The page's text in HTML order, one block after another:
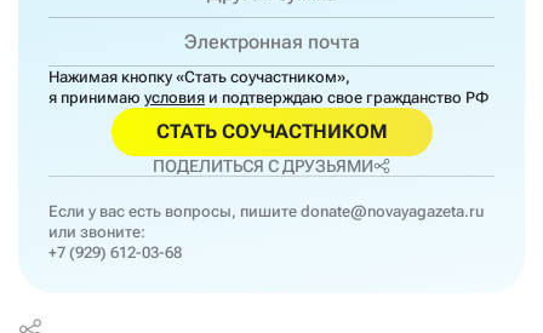
Нажимая кнопку «Стать соучастником»,
я принимаю условия и подтверждаю свое гражданство РФ
СТАТЬ СОУЧАСТНИКОМ
ПОДЕЛИТЬСЯ С ДРУЗЬЯМИ
Если у вас есть вопросы, пишите donate@novayagazeta.ru
или звоните:
+7 (929) 612-03-68